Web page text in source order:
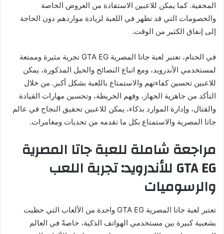
المخفية. كما يمكن للاعبين الاستفادة من العروض الخاصة
والخصومات التي قد تظهر في اللعبة لزيادة مواردهم دون الحاجة
إلى إنفاق الكثير من الوقت.
في الختام، تعتبر لعبة جاتا المصرية GTA EG تجربة مثيرة وممتعة
لمستخدمي الأندرويد، ومع اتباع النصائح والحيل المذكورة، يمكن
للاعبين تحسين كفاءتهم والاستمتاع باللعبة بشكل أكبر. من خلال
التأكد من جاهزية الجهاز، وفهم الخريطة، وتحسين مهارات القيادة
والقتال، وإدارة الموارد بذكاء، يمكن للاعبين تحقيق النجاح في عالم
جاتا المصرية والاستمتاع بكل ما تقدمه من تحديات ومغامرات.
مراجعة شاملة للعبة جاتا المصرية
GTA EG للأندرويد: تجربة اللعب
والرسوميات
تعتبر لعبة جاتا المصرية GTA EG واحدة من الألعاب التي حظيت
بشعبية كبيرة بين مستخدمي الهواتف الذكية، خاصةً في العالم